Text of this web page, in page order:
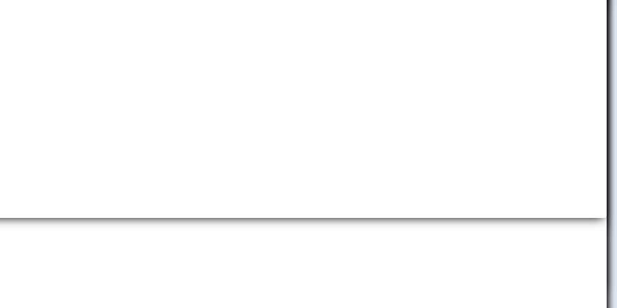
Ekonomickej univerzity v Bratislave, U3V Klubu Ekonóm a Petržalskej Klubovne
spevu, tanca u hudby.